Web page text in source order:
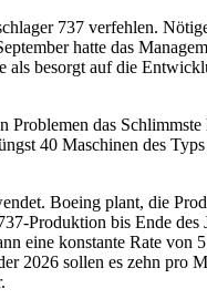
737 verfehlen.
hatte das
besorgt auf die
das
40 Maschinen des
Boeing plant, die
Produktion bis Ende
eine konstante Rate von
2026 sollen es zehn